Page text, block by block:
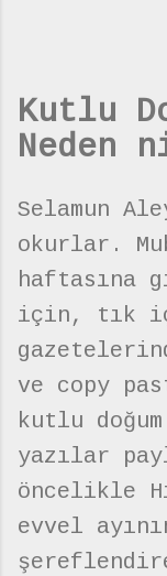
Kutlu
Neden
Selamun
okurlar.
haftasına
için, tık
ve copy
kutlu
yazılar
öncelikle
evvel